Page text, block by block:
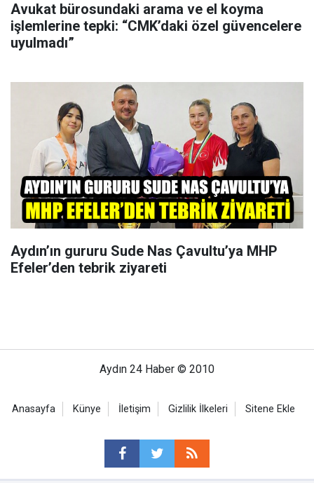
Avukat bürosundaki arama ve el koyma
işlemlerine tepki: “CMK’daki özel güvencelere
uyulmadı”
Aydın’ın gururu Sude Nas Çavultu’ya MHP
Efeler’den tebrik ziyareti
Aydın 24 Haber © 2010
Anasayfa Künye İletişim Gizlilik İlkeleri Sitene Ekle